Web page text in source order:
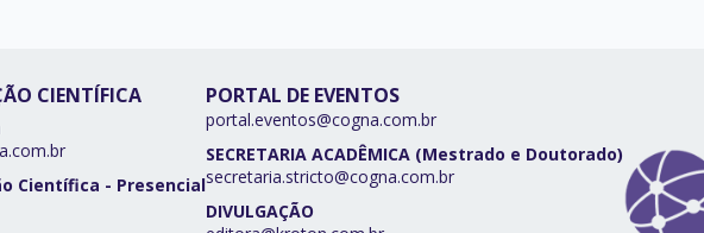
CIENTÍFICA
Científica - Presencial
PORTAL DE EVENTOS
portal.eventos@cogna.com.br
SECRETARIA ACADÊMICA (Mestrado e Doutorado)
secretaria.stricto@cogna.com.br
DIVULGAÇÃO